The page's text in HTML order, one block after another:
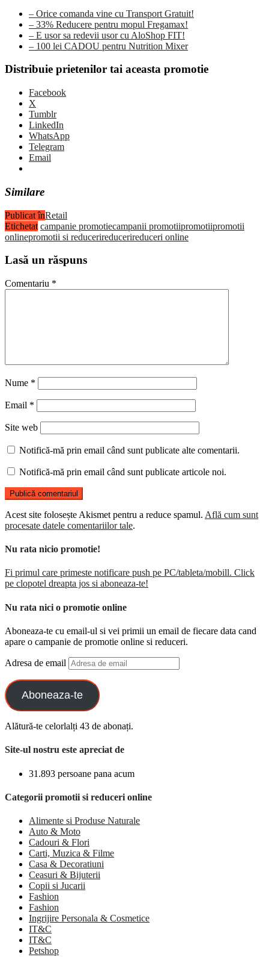
– Orice comanda vine cu Transport Gratuit!
– 33% Reducere pentru mopul Fregamax!
– E usor sa redevii usor cu AloShop FIT!
– 100 lei CADOU pentru Nutrition Mixer
Distribuie prietenilor tai aceasta promotie
Facebook
X
Tumblr
LinkedIn
WhatsApp
Telegram
Email
Similare
Publicat înRetail
Etichetat campanie promotiecampanii promotiipromotiipromotii
onlinepromotii si reducerireducerireduceri online
Lasă un răspuns
Comentariu *
Nume *
Email *
Site web
Notifică-mă prin email când sunt publicate alte comentarii.
Notifică-mă prin email când sunt publicate articole noi.
Acest site folosește Akismet pentru a reduce spamul. Află cum sunt
procesate datele comentariilor tale.
Nu rata nicio promotie!
Fi primul care primeste notificare push pe PC/tableta/mobill. Click
pe clopotel dreapta jos si aboneaza-te!
Nu rata nici o promotie online
Aboneaza-te cu email-ul si vei primii un email de fiecare data cand
apare o campanie de promotie online si reduceri.
Adresa de email
Aboneaza-te
Alătură-te celorlalți 43 de abonați.
Site-ul nostru este apreciat de
31.893 persoane pana acum
Categorii promotii si reduceri online
Alimente si Produse Naturale
Auto & Moto
Cadouri & Flori
Carti, Muzica & Filme
Casa & Decoratiuni
Ceasuri & Bijuterii
Copii si Jucarii
Fashion
Fashion
Ingrijire Personala & Cosmetice
IT&C
IT&C
Petshop